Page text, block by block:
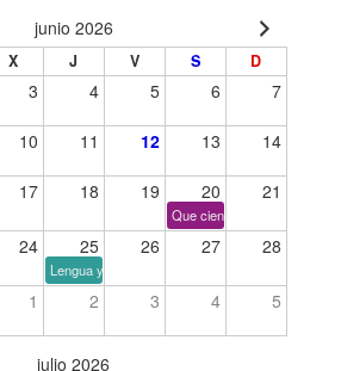
junio 2026
X J V S D
3 4 5 6 7
10 11 12 13 14
17 18 19 20 21
Que cien años no es nada
24 25 26 27 28
Lengua y tiempo
1 2 3 4 5
julio 2026